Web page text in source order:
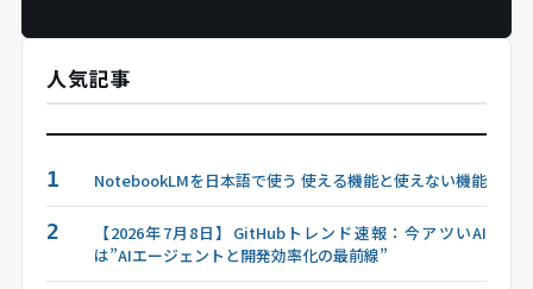
人気記事
1 NotebookLMを日本語で使う 使える機能と使えない機能
2
【2026年7月8日】GitHubトレンド速報：今アツいAI
は”AIエージェントと開発効率化の最前線”